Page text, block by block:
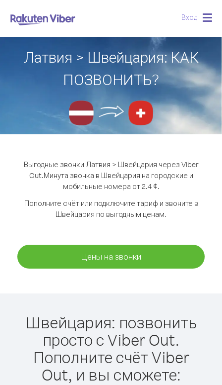
Вход
Латвия > Швейцария: КАК
ПОЗВОНИТЬ?
Выгодные звонки Латвия > Швейцария через Viber
Out.Минута звонка в Швейцария на городские и
мобильные номера от 2.4 ¢.
Пополните счёт или подключите тариф и звоните в
Швейцария по выгодным ценам.
Цены на звонки
Швейцария: позвонить
просто с Viber Out.
Пополните счёт Viber
Out, и вы сможете: